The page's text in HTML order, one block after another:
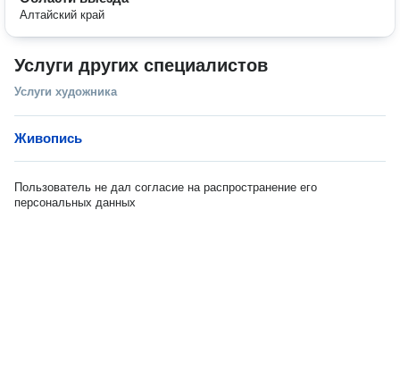
Алтайский край
Услуги других специалистов
Услуги художника
Живопись
Пользователь не дал согласие на распространение его
персональных данных